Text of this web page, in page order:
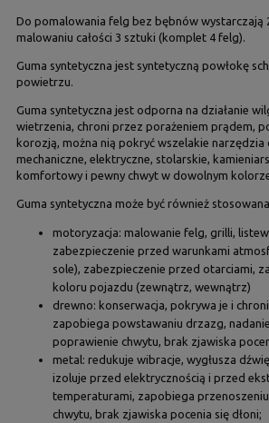
Do pomalowania felg bez bębnów wystarczają
malowaniu całości 3 sztuki (komplet 4 felg).
Guma syntetyczna jest syntetyczną powłokę
powietrzu.
Guma syntetyczna jest odporna na działanie
wietrzenia, chroni przez porażeniem prądem,
korozją, można nią pokryć wszelakie narzędzia
mechaniczne, elektryczne, stolarskie,
komfortowy i pewny chwyt w dowolnym
Guma syntetyczna może być również
motoryzacja: malowanie felg, grilli,
zabezpieczenie przed warunkami
sole), zabezpieczenie przed otarciami,
koloru pojazdu (zewnątrz, wewnątrz)
drewno: konserwacja, pokrywa je i
zapobiega powstawaniu drzazg,
poprawienie chwytu, brak zjawiska
metal: redukuje wibracje, wygłusza
izoluje przed elektrycznością i przed
temperaturami, zapobiega
chwytu, brak zjawiska pocenia się dłoni;